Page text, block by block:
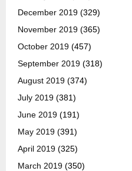
December 2019 (329)
November 2019 (365)
October 2019 (457)
September 2019 (318)
August 2019 (374)
July 2019 (381)
June 2019 (191)
May 2019 (391)
April 2019 (325)
March 2019 (350)